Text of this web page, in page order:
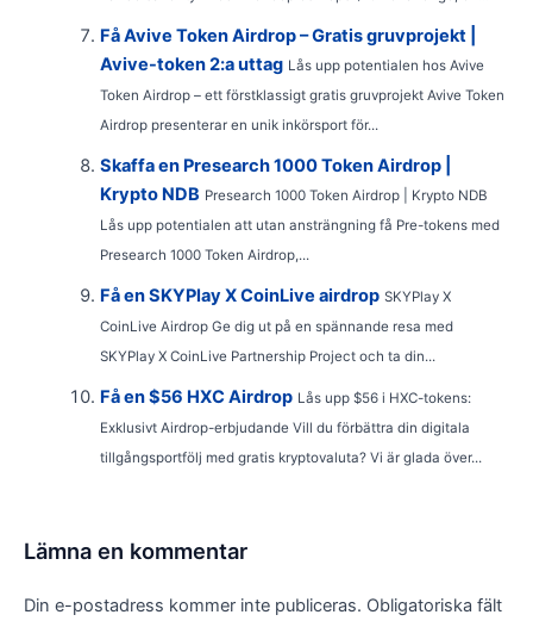
Få Avive Token Airdrop – Gratis gruvprojekt |
Avive-token 2:a uttag Lås upp potentialen hos Avive
Token Airdrop – ett förstklassigt gratis gruvprojekt Avive Token
Airdrop presenterar en unik inkörsport för...
Skaffa en Presearch 1000 Token Airdrop |
Krypto NDB Presearch 1000 Token Airdrop | Krypto NDB
Lås upp potentialen att utan ansträngning få Pre-tokens med
Presearch 1000 Token Airdrop,...
Få en SKYPlay X CoinLive airdrop SKYPlay X
CoinLive Airdrop Ge dig ut på en spännande resa med
SKYPlay X CoinLive Partnership Project och ta din...
Få en $56 HXC Airdrop Lås upp $56 i HXC-tokens:
Exklusivt Airdrop-erbjudande Vill du förbättra din digitala
tillgångsportfölj med gratis kryptovaluta? Vi är glada över...
Lämna en kommentar
Din e-postadress kommer inte publiceras. Obligatoriska fält